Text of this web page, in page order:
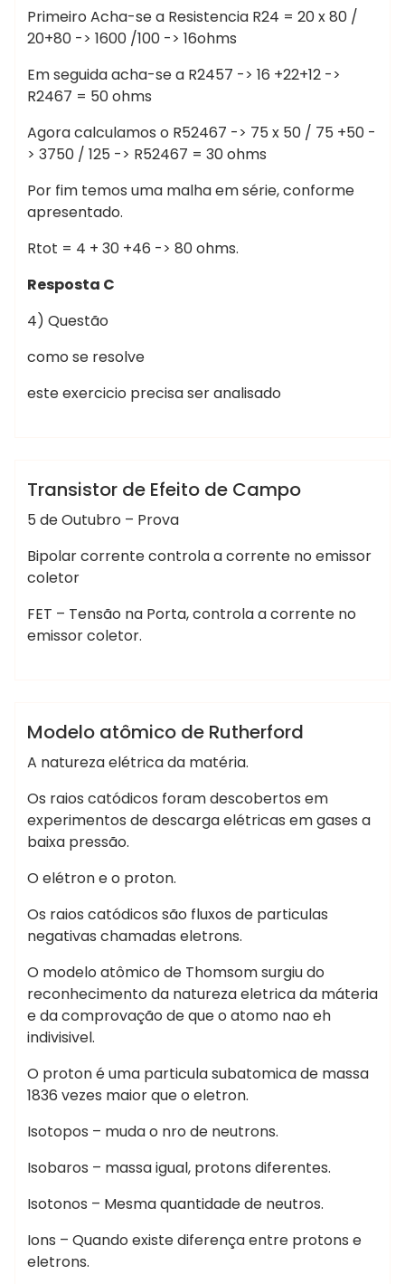
Primeiro Acha-se a Resistencia R24 = 20 x 80 /
20+80 -> 1600 /100 -> 16ohms
Em seguida acha-se a R2457 -> 16 +22+12 ->
R2467 = 50 ohms
Agora calculamos o R52467 -> 75 x 50 / 75 +50 -
> 3750 / 125 -> R52467 = 30 ohms
Por fim temos uma malha em série, conforme
apresentado.
Rtot = 4 + 30 +46 -> 80 ohms.
Resposta C
4) Questão
como se resolve
este exercicio precisa ser analisado
Sistemas Analogicos I
Transistor de Efeito de Campo
5 de Outubro – Prova
Bipolar corrente controla a corrente no emissor
coletor
FET – Tensão na Porta, controla a corrente no
emissor coletor.
Química Sem categoria
Modelo atômico de Rutherford
A natureza elétrica da matéria.
Os raios catódicos foram descobertos em
experimentos de descarga elétricas em gases a
baixa pressão.
O elétron e o proton.
Os raios catódicos são fluxos de particulas
negativas chamadas eletrons.
O modelo atômico de Thomsom surgiu do
reconhecimento da natureza eletrica da máteria
e da comprovação de que o atomo nao eh
indivisivel.
O proton é uma particula subatomica de massa
1836 vezes maior que o eletron.
Isotopos – muda o nro de neutrons.
Isobaros – massa igual, protons diferentes.
Isotonos – Mesma quantidade de neutros.
Ions – Quando existe diferença entre protons e
eletrons.